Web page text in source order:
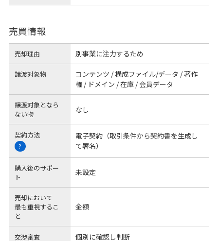
売買情報
売却理由 別事業に注力するため
譲渡対象物
コンテンツ / 構成ファイル/データ / 著作
権 / ドメイン / 在庫 / 会員データ
譲渡対象となら
ない物
なし
契約方法
?
電子契約（取引条件から契約書を生成し
て署名）
購入後のサポー
ト
未設定
売却において
最も重視するこ
と
金額
交渉審査 個別に確認し判断